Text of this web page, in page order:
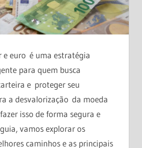
e euro é uma estratégia
para quem busca
e proteger seu
a desvalorização da moeda
isso de forma segura e
vamos explorar os
caminhos e as principais